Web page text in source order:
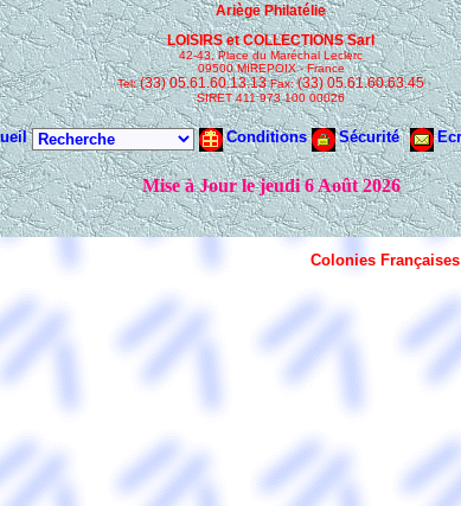
Colonies Françaises